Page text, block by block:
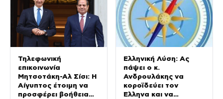
Τηλεφωνική
επικοινωνία
Μητσοτάκη-Αλ Σίσι: Η
Αίγυπτος έτοιμη να
προσφέρει βοήθεια
Ελληνική Λύση: Ας
πάψει ο κ.
Ανδρουλάκης να
κοροϊδεύει τον
Έλληνα και να